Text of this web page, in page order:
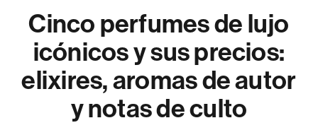
Cinco perfumes de lujo
icónicos y sus precios:
elixires, aromas de autor
y notas de culto